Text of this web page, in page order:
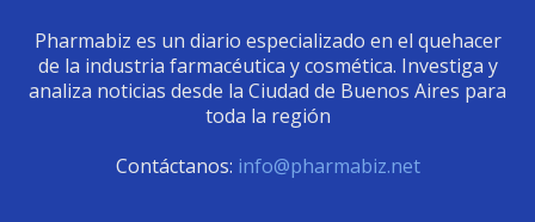
Pharmabiz es un diario especializado en el quehacer
de la industria farmacéutica y cosmética. Investiga y
analiza noticias desde la Ciudad de Buenos Aires para
toda la región
Contáctanos: info@pharmabiz.net